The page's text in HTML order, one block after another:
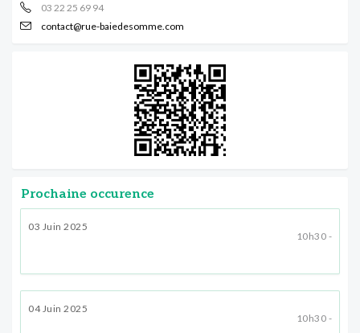
03 22 25 69 94
contact@rue-baiedesomme.com
Prochaine occurence
03 Juin 2025
10h30 -
04 Juin 2025
10h30 -